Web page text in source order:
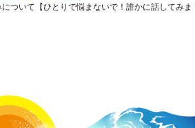
ついて【ひとりで悩まないで！誰かに話してみま